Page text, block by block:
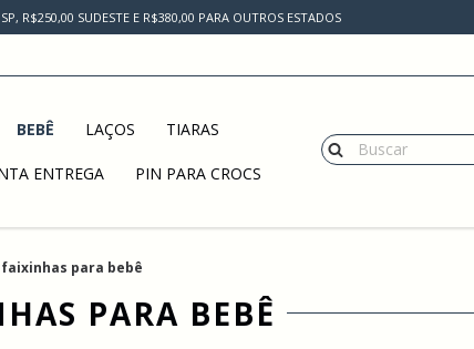
R$250,00 SUDESTE E R$380,00 PARA OUTROS ESTADOS
BEBÊ LAÇOS TIARAS
ENTREGA PIN PARA CROCS
faixinhas para bebê
PARA BEBÊ